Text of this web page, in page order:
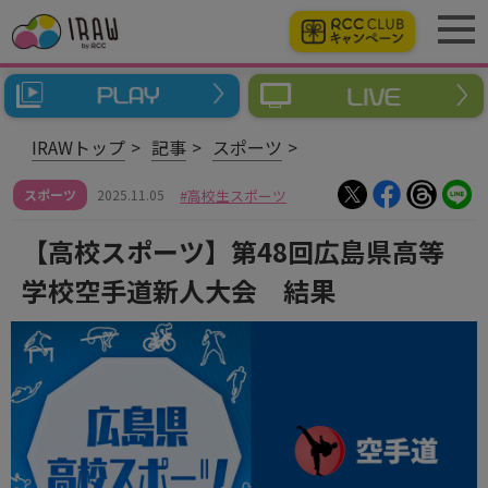
IRAWトップ 記事 スポーツ
スポーツ 2025.11.05 高校生スポーツ
【高校スポーツ】第48回広島県高等
学校空手道新人大会 結果